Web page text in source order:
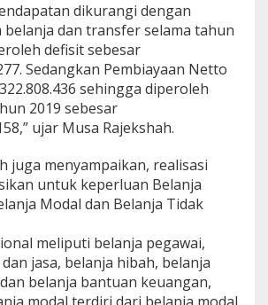
dikurangi dengan
belanja dan transfer selama tahun
defisit sebesar
Sedangkan Pembiayaan Netto
sehingga diperoleh
2019 sebesar
ujar Musa Rajekshah.
juga menyampaikan, realisasi
untuk keperluan Belanja
Modal dan Belanja Tidak
meliputi belanja pegawai,
jasa, belanja hibah, belanja
belanja bantuan keuangan,